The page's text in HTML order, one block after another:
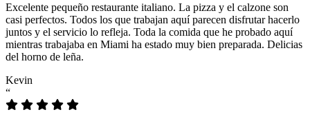
Excelente pequeño restaurante italiano. La pizza y el calzone son
casi perfectos. Todos los que trabajan aquí parecen disfrutar hacerlo
juntos y el servicio lo refleja. Toda la comida que he probado aquí
mientras trabajaba en Miami ha estado muy bien preparada. Delicias
del horno de leña.
Kevin
“